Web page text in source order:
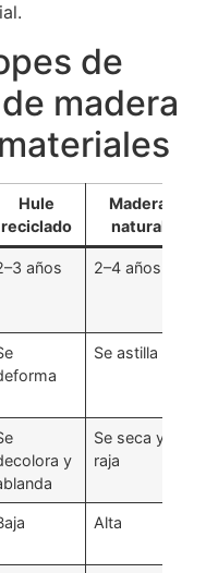
de
madera
Hule
reciclado
Madera
natural
años 2–4 años
Se astilla
y
Se seca y
raja
Alta